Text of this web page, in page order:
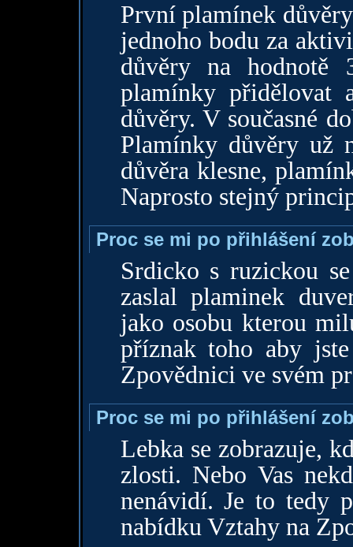
První plamínek
jednoho bodu za
důvěry na hodnotě
plamínky přidělovat
důvěry. V současné
Plamínky důvěry už
důvěra klesne,
Naprosto stejný
Proc se mi po přihlášení
Srdicko s ruzickou
zaslal plaminek
jako osobu kterou
příznak toho aby
Zpovědnici ve svém
Proc se mi po přihlášení
Lebka se zobrazuje,
zlosti. Nebo Vas
nenávidí. Je to tedy
nabídku Vztahy na